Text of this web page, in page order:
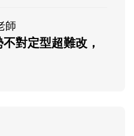
師
對定型超難改，